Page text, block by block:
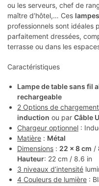
ou les serveurs, chef de
maître d’hôtel,… Ces
professionnels sont idéales
parfaitement dressées,
terrasse ou dans les
Caractéristiques
Lampe de table sans fil
rechargeable
2 Options de chargement
induction ou par Câble
Chargeur optionnel :
Matière : Métal
Dimensions : 22 x 8 cm /
Hauteur: 22 cm / 8.6 in
3 niveaux d’intensité
4 Couleurs de lumière :